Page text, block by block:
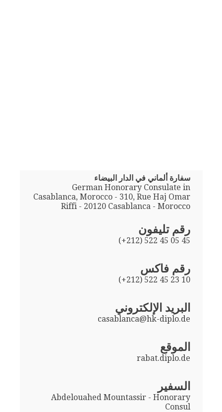
سفارة ألماني في الدار البيضاء
German Honorary Consulate in
Casablanca, Morocco - 310, Rue Haj Omar
Riffi - 20120 Casablanca - Morocco
رقم تليفون
(+212) 522 45 05 45
رقم فاكس
(+212) 522 45 23 10
البريد الإلكتروني
casablanca@hk-diplo.de
الموقع
rabat.diplo.de
السفير
Abdelouahed Mountassir - Honorary
Consul